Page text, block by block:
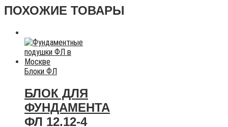
ПОХОЖИЕ ТОВАРЫ
Блоки ФЛ
БЛОК ДЛЯ
ФУНДАМЕНТА
ФЛ 12.12-4